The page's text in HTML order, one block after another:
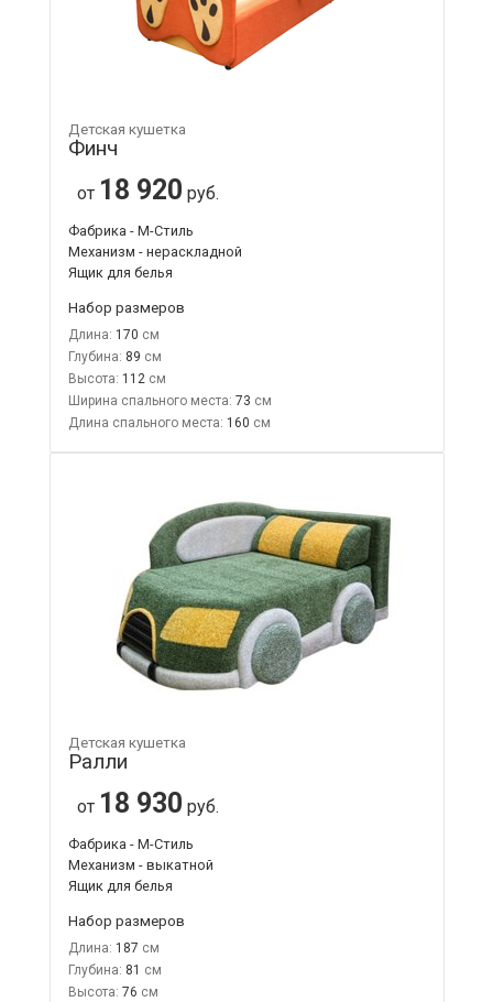
Детская кушетка
Финч
от 18 920 руб.
Фабрика - М-Стиль
Механизм - нераскладной
Ящик для белья
Набор размеров
Длина: 170
Глубина: 89
Высота: 112
Ширина спального места: 73
Длина спального места: 160
Детская кушетка
Ралли
от 18 930 руб.
Фабрика - М-Стиль
Механизм - выкатной
Ящик для белья
Набор размеров
Длина: 187
Глубина: 81
Высота: 76